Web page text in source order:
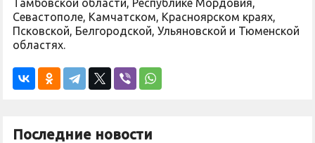
Тамбовской области, Республике Мордовия,
Севастополе, Камчатском, Красноярском краях,
Псковской, Белгородской, Ульяновской и Тюменской
областях.
Последние новости